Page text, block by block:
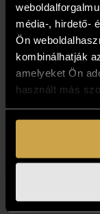
média-, hirdető-
Ön
kombinálhatják
amelyeket Ön
használt más